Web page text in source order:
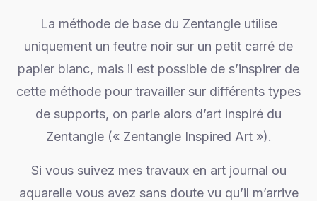
La méthode de base du Zentangle utilise
uniquement un feutre noir sur un petit carré de
papier blanc, mais il est possible de s’inspirer de
cette méthode pour travailler sur différents types
de supports, on parle alors d’art inspiré du
Zentangle (« Zentangle Inspired Art »).
Si vous suivez mes travaux en art journal ou
aquarelle vous avez sans doute vu qu’il m’arrive